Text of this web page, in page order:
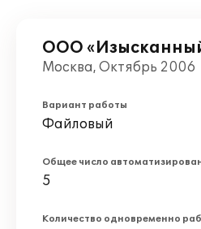
ООО
Москва, Октябрь 2006
Вариант работы
Файловый
Общее число
5
Количество одновременно